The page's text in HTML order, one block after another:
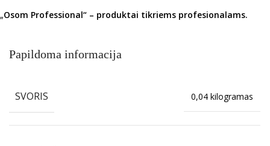
„Osom Professional“ – produktai tikriems profesionalams.
Papildoma informacija
SVORIS 0,04 kilogramas